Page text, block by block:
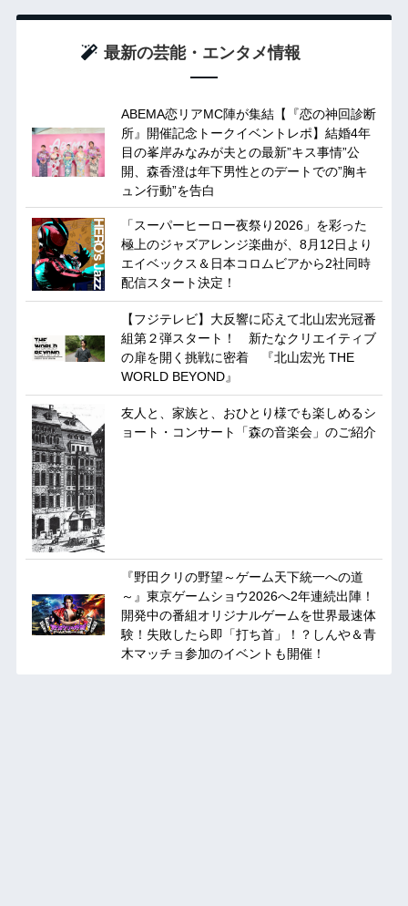
最新の芸能・エンタメ情報
ABEMA恋リアMC陣が集結【『恋の神回診断
所』開催記念トークイベントレポ】結婚4年
目の峯岸みなみが夫との最新”キス事情”公
開、森香澄は年下男性とのデートでの”胸キ
ュン行動”を告白
「スーパーヒーロー夜祭り2026」を彩った
極上のジャズアレンジ楽曲が、8月12日より
エイベックス＆日本コロムビアから2社同時
配信スタート決定！
【フジテレビ】大反響に応えて北山宏光冠番
組第２弾スタート！ 新たなクリエイティブ
の扉を開く挑戦に密着 『北山宏光 THE
WORLD BEYOND』
友人と、家族と、おひとり様でも楽しめるシ
ョート・コンサート「森の音楽会」のご紹介
『野田クリの野望～ゲーム天下統一への道
～』東京ゲームショウ2026へ2年連続出陣！
開発中の番組オリジナルゲームを世界最速体
験！失敗したら即「打ち首」！？しんや＆青
木マッチョ参加のイベントも開催！